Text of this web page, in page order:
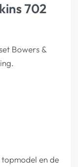
702
Bowers &
topmodel en de